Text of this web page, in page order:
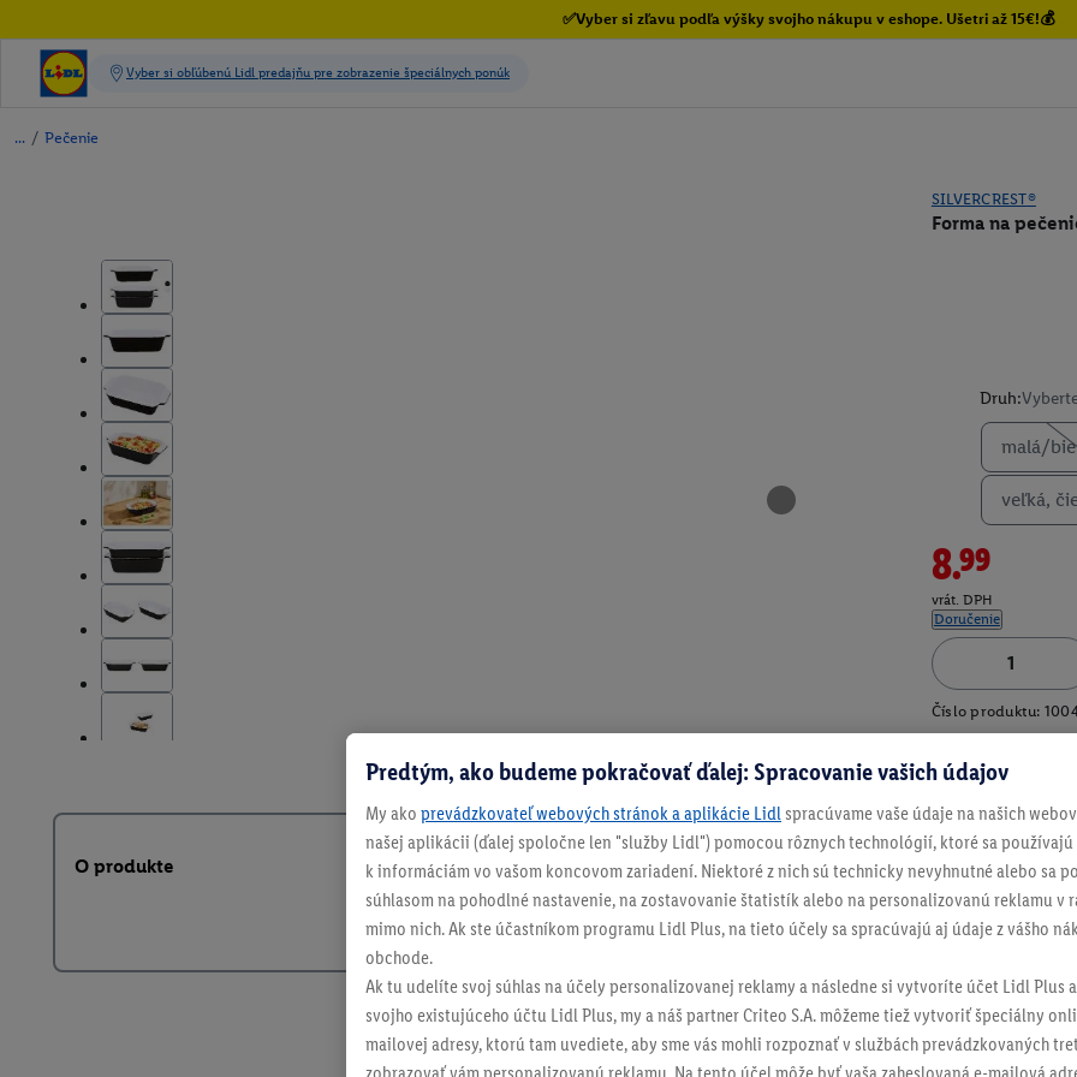
✅Vyber si zľavu podľa výšky svojho nákupu v eshope. Ušetri až 15€!💰
/ Pečenie
SILVERCREST®
Forma na
Druh:
malá/
veľká,
8.99
vrát. DPH
Doručenie
Číslo produktu:
O produkte
Predtým, ako budeme pokračovať ďalej: Spracovanie vašich údajov
My ako prevádzkovateľ webových stránok a aplikácie Lidl spracúvame vaše údaje na našich
našej aplikácii (ďalej spoločne len "služby Lidl") pomocou rôznych technológií, ktoré sa
k informáciám vo vašom koncovom zariadení. Niektoré z nich sú technicky nevyhnutné alebo sa
súhlasom na pohodlné nastavenie, na zostavovanie štatistík alebo na personalizovanú reklamu v
mimo nich. Ak ste účastníkom programu Lidl Plus, na tieto účely sa spracúvajú aj údaje z vášho
obchode.
Ak tu udelíte svoj súhlas na účely personalizovanej reklamy a následne si vytvoríte účet Lidl Plus
svojho existujúceho účtu Lidl Plus, my a náš partner Criteo S.A. môžeme tiež vytvoriť špeciálny
mailovej adresy, ktorú tam uvediete, aby sme vás mohli rozpoznať v službách prevádzkovaných